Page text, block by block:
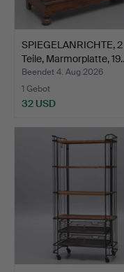
SPIEGELANRICHTE, 2
Teile, Marmorplatte,
Beendet 4. Aug 2026
1 Gebot
32 USD